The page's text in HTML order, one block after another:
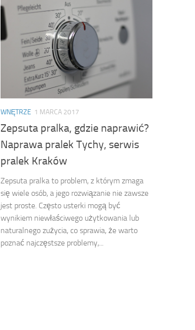
WNĘTRZE 1 MARCA 2017
Zepsuta pralka, gdzie naprawić?
Naprawa pralek Tychy, serwis
pralek Kraków
Zepsuta pralka to problem, z którym zmaga
się wiele osób, a jego rozwiązanie nie zawsze
jest proste. Często usterki mogą być
wynikiem niewłaściwego użytkowania lub
naturalnego zużycia, co sprawia, że warto
poznać najczęstsze problemy,...